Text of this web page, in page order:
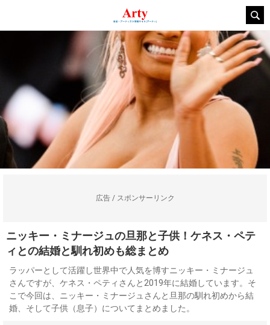
広告 / スポンサーリンク
ニッキー・ミナージュの旦那と子供！ケネス・ペテ
ィとの結婚と馴れ初めも総まとめ
ラッパーとして活躍し世界中で人気を博すニッキー・ミナージュ
さんですが、ケネス・ペティさんと2019年に結婚しています。そ
こで今回は、ニッキー・ミナージュさんと旦那の馴れ初めから結
婚、そして子供（息子）についてまとめました。